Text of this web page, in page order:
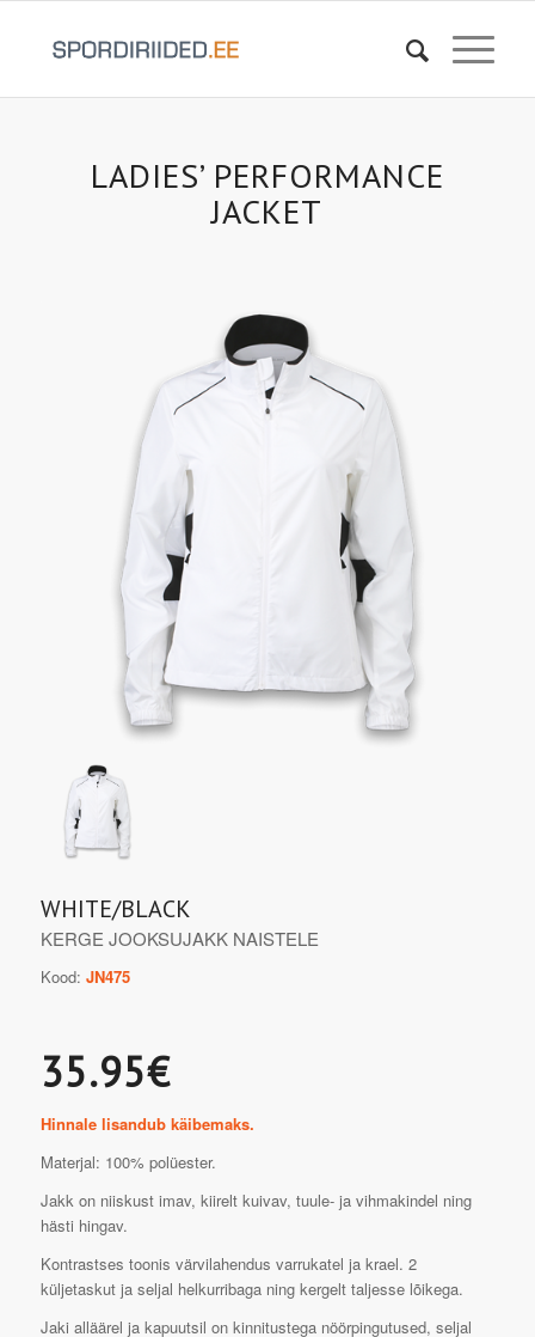
LADIES’ PERFORMANCE
JACKET
WHITE/BLACK
KERGE JOOKSUJAKK NAISTELE
Kood: JN475
35.95€
Hinnale lisandub käibemaks.
Materjal: 100% polüester.
Jakk on niiskust imav, kiirelt kuivav, tuule- ja vihmakindel ning
hästi hingav.
Kontrastses toonis värvilahendus varrukatel ja krael. 2
küljetaskut ja seljal helkurribaga ning kergelt taljesse lõikega.
Jaki alläärel ja kapuutsil on kinnitustega nöörpingutused, seljal